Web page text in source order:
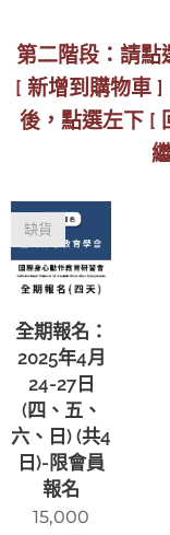
第二階段：請點
[ 新增到購物車
後，點選左下 [
全期報名：
2025年4月
24-27日
(四、五、
六、日) (共4
日)-限會員
報名
缺貨
15,000